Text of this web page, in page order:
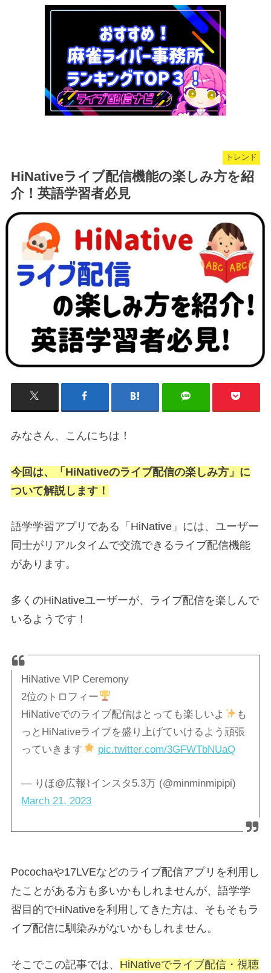
トレンド
HiNativeライブ配信機能の楽しみ方を紹
介！英語学習者必見
みなさん、こんにちは！
今回は、「HiNativeのライブ配信の楽しみ方」に
ついて解説します！
語学学習アプリである「HiNative」には、ユーザー
同士がリアルタイムで交流できるライブ配信機能
があります。
多くのHiNativeユーザーが、ライブ配信を楽しんで
いるようです！
HiNative VIP Ceremony
2位のトロフィー
HiNativeでのライブ配信はとっても楽しいよ
も
っとHiNativeライブを盛り上げていけるよう頑張
っていきます
pic.twitter.com/3GFWTbNUaQ
— りほ@広報⌇インスタ5.3万 (@minminmipipi)
March 21, 2023
Pocochaや17LVEなどのライブ配信アプリを利用し
たことがある方も多いかもしれませんが、語学学
習目的でHiNativeを利用してきた方は、そもそもラ
イブ配信に馴染みがないかもしれません。
そこでこの記事では、 HiNativeでライブ配信・視聴